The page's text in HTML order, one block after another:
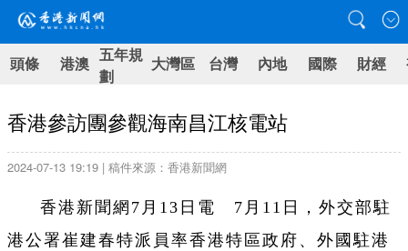
頭條 港澳 五年規
劃
大灣區 台灣 內地 國際 財經
香港參訪團參觀海南昌江核電站
2024-07-13 19:19 | 稿件來源：香港新聞網
香港新聞網7月13日電 7月11日，外交部駐
港公署崔建春特派員率香港特區政府、外國駐港